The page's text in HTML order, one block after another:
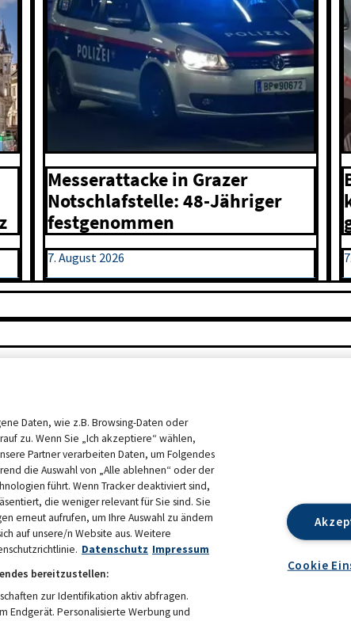
Messerattacke in Grazer
Notschlafstelle: 48-Jähriger
festgenommen
7. August 2026
Daten, wie z.B. Browsing-Daten oder
zu. Wenn Sie „Ich akzeptiere“ wählen,
Partner verarbeiten Daten, um Folgendes
die Auswahl von „Alle ablehnen“ oder der
führt. Wenn Tracker deaktiviert sind,
die weniger relevant für Sie sind. Sie
erneut aufrufen, um Ihre Auswahl zu ändern
auf unsere/n Website aus. Weitere
Datenschutz Impressum
bereitzustellen:
zur Identifikation aktiv abfragen.
Endgerät. Personalisierte Werbung und
Cookie